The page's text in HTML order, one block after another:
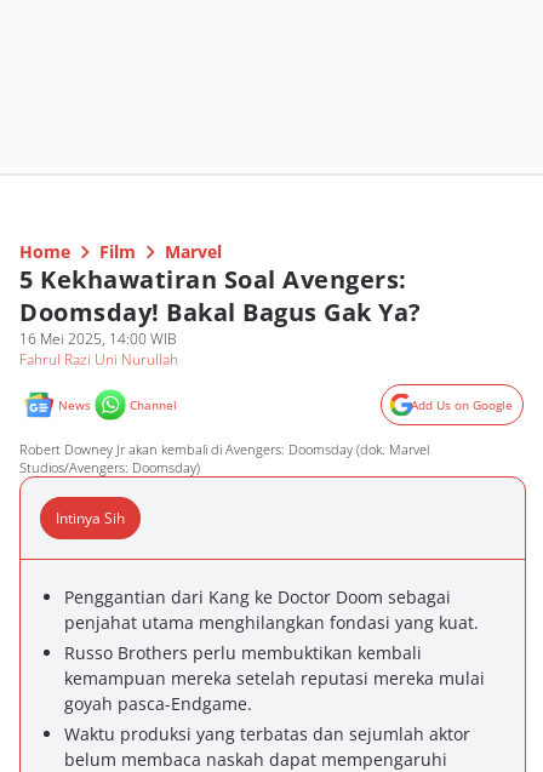
Home Film Marvel
5 Kekhawatiran Soal Avengers:
Doomsday! Bakal Bagus Gak Ya?
16 Mei 2025, 14:00 WIB
Fahrul Razi Uni Nurullah
News Channel Add Us on Google
Robert Downey Jr akan kembali di Avengers: Doomsday (dok. Marvel
Studios/Avengers: Doomsday)
Intinya Sih
Penggantian dari Kang ke Doctor Doom sebagai
penjahat utama menghilangkan fondasi yang kuat.
Russo Brothers perlu membuktikan kembali
kemampuan mereka setelah reputasi mereka mulai
goyah pasca-Endgame.
Waktu produksi yang terbatas dan sejumlah aktor
belum membaca naskah dapat mempengaruhi